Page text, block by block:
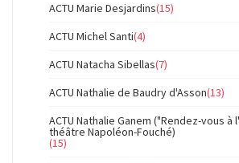
ACTU Marie Desjardins(15)
ACTU Michel Santi(4)
ACTU Natacha Sibellas(7)
ACTU Nathalie de Baudry d'Asson(13)
ACTU Nathalie Ganem ("Rendez-vous à
théâtre Napoléon-Fouché)
(15)